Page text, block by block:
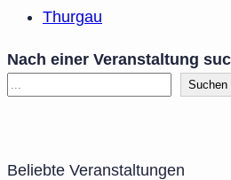
Thurgau
Nach einer Veranstaltung
Suchen
Beliebte Veranstaltungen